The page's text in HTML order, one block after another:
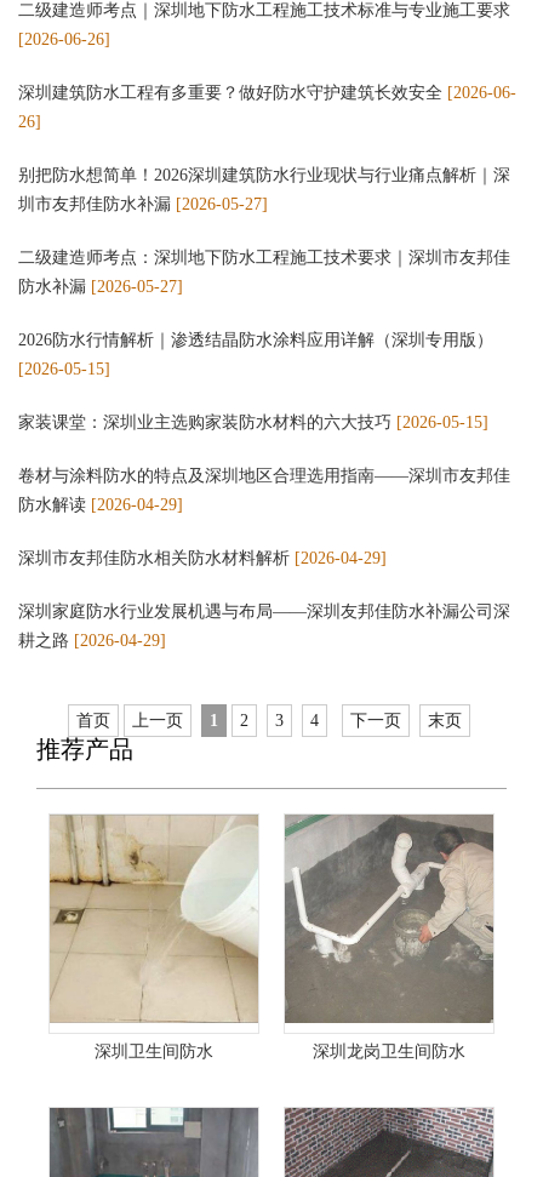
二级建造师考点｜深圳地下防水工程施工技术标准与专业施工要求
[2026-06-26]
深圳建筑防水工程有多重要？做好防水守护建筑长效安全 [2026-06-
26]
别把防水想简单！2026深圳建筑防水行业现状与行业痛点解析｜深
圳市友邦佳防水补漏 [2026-05-27]
二级建造师考点：深圳地下防水工程施工技术要求｜深圳市友邦佳
防水补漏 [2026-05-27]
2026防水行情解析｜渗透结晶防水涂料应用详解（深圳专用版）
[2026-05-15]
家装课堂：深圳业主选购家装防水材料的六大技巧 [2026-05-15]
卷材与涂料防水的特点及深圳地区合理选用指南——深圳市友邦佳
防水解读 [2026-04-29]
深圳市友邦佳防水相关防水材料解析 [2026-04-29]
深圳家庭防水行业发展机遇与布局——深圳友邦佳防水补漏公司深
耕之路 [2026-04-29]
首页 上一页 1 2 3 4 下一页 末页
推荐产品
深圳卫生间防水 深圳龙岗卫生间防水